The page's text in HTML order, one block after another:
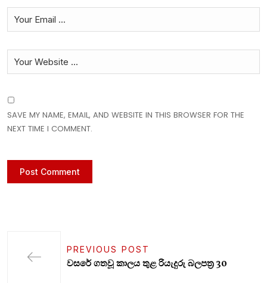
SAVE MY NAME, EMAIL, AND WEBSITE IN THIS BROWSER FOR THE
NEXT TIME I COMMENT.
PREVIOUS POST
වසරේ ගතවූ කාලය තුළ රියැදුරු බලපත්‍ර 30